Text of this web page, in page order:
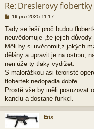
Re: Dreslerovy flobertky
P
í
s
p
ě
e
k
16 pro 2025 11:17
Tady se řeší proč budou
neuvědomuje ,že jejich důvody
Měli by si uvědomit,z jakých
dělány a upravit je na ostrou,
nemůže ty tlaky vydržet.
S malorážkou asi teroristé
flobertek nedopadla dobře.
Prostě vše by měli posuzovat
kanclu a dostane funkci.
Erix